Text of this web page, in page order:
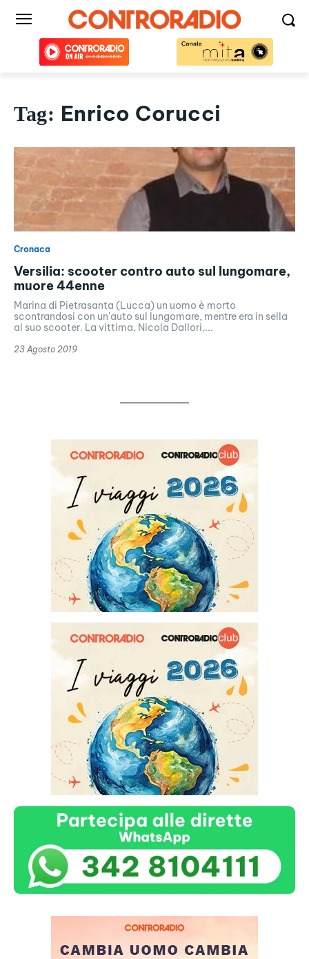
Tag: Enrico Corucci
Cronaca
Versilia: scooter contro auto sul lungomare,
muore 44enne
Marina di Pietrasanta (Lucca) un uomo è morto
scontrandosi con un'auto sul lungomare, mentre era in sella
al suo scooter. La vittima, Nicola Dallori,...
23 Agosto 2019